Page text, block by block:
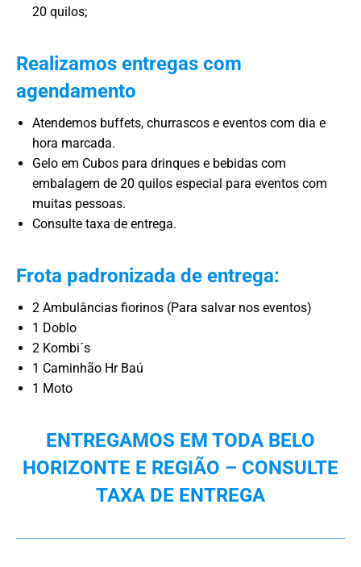
20 quilos;
Realizamos entregas com
agendamento
Atendemos buffets, churrascos e eventos com dia e
hora marcada.
Gelo em Cubos para drinques e bebidas com
embalagem de 20 quilos especial para eventos com
muitas pessoas.
Consulte taxa de entrega.
Frota padronizada de entrega:
2 Ambulâncias fiorinos (Para salvar nos eventos)
1 Doblo
2 Kombi´s
1 Caminhão Hr Baú
1 Moto
ENTREGAMOS EM TODA BELO
HORIZONTE E REGIÃO – CONSULTE
TAXA DE ENTREGA